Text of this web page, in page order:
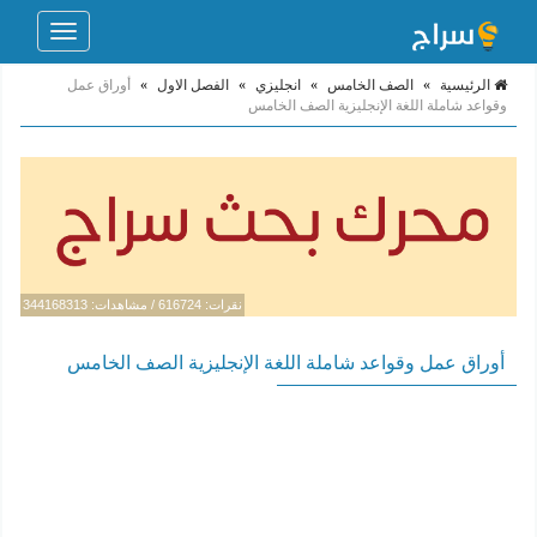
Toggle
الرئيسية » الصف الخامس » انجليزي » الفصل الاول »
أوراق عمل
وقواعد شاملة اللغة الإنجليزية الصف الخامس
نقرات: 616724 / مشاهدات: 344168313
أوراق عمل وقواعد شاملة اللغة الإنجليزية الصف الخامس